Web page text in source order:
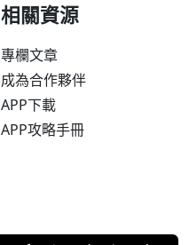
相關資源
專欄文章
成為合作夥伴
APP下載
APP攻略手冊